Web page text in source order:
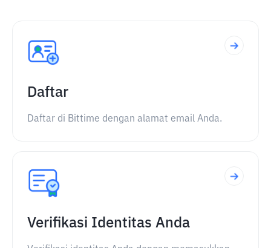
Daftar
Daftar di Bittime dengan alamat email Anda.
Verifikasi Identitas Anda